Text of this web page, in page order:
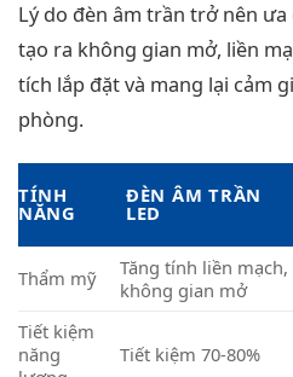
Lý do đèn âm trần trở nên
tạo ra không gian mở, liền
tích lắp đặt và mang lại cảm
phòng.
TÍNH
NĂNG
ĐÈN ÂM TRẦN
LED
Thẩm mỹ
Tăng tính liền mạch,
không gian mở
Tiết kiệm
năng
Tiết kiệm 70-80%